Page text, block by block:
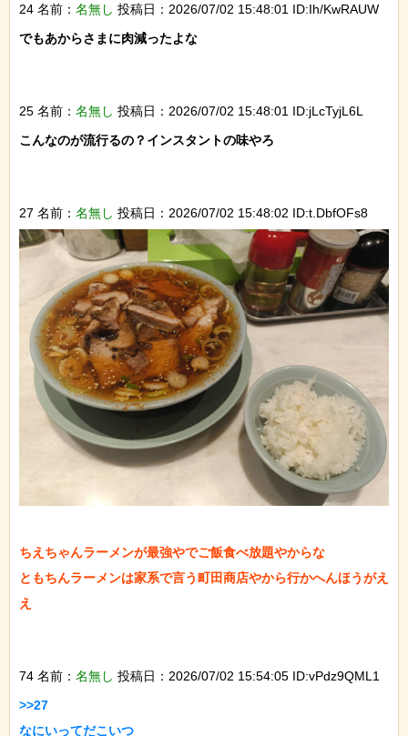
24 名前： 名無し 投稿日：2026/07/02 15:48:01 ID:Ih/KwRAUW
でもあからさまに肉減ったよな
25 名前： 名無し 投稿日：2026/07/02 15:48:01 ID:jLcTyjL6L
こんなのが流行るの？インスタントの味やろ
27 名前： 名無し 投稿日：2026/07/02 15:48:02 ID:t.DbfOFs8
ちえちゃんラーメンが最強やでご飯食べ放題やからな
ともちんラーメンは家系で言う町田商店やから行かへんほうがえ
え
74 名前： 名無し 投稿日：2026/07/02 15:54:05 ID:vPdz9QML1
>>27
なにいってだこいつ